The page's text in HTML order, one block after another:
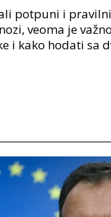
potpuni i
veoma je
i kako hodati sa